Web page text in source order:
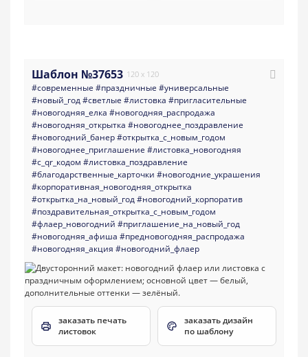
Шаблон №37653 120 x 120
#современные #праздничные #универсальные
#новый_год#светлые #листовка #пригласительные
#новогодняя_елка #новогодняя_распродажа
#новогодняя_открытка #новогоднее_поздравление
#новогодний_банер#открытка_с_новым_годом
#новогоднее_приглашение #листовка_новогодняя
#с_qr_кодом #листовка_поздравление
#благодарственные_карточки #новогодние_украшения
#корпоративная_новогодняя_открытка
#открытка_на_новый_год#новогодний_корпоратив
#поздравительная_открытка_с_новым_годом
#флаер_новогодний #приглашение_на_новый_год
#новогодняя_афиша #предновогодняя_распродажа
#новогодняя_акция #новогодний_флаер
заказать печать
листовок
заказать дизайн
по шаблону